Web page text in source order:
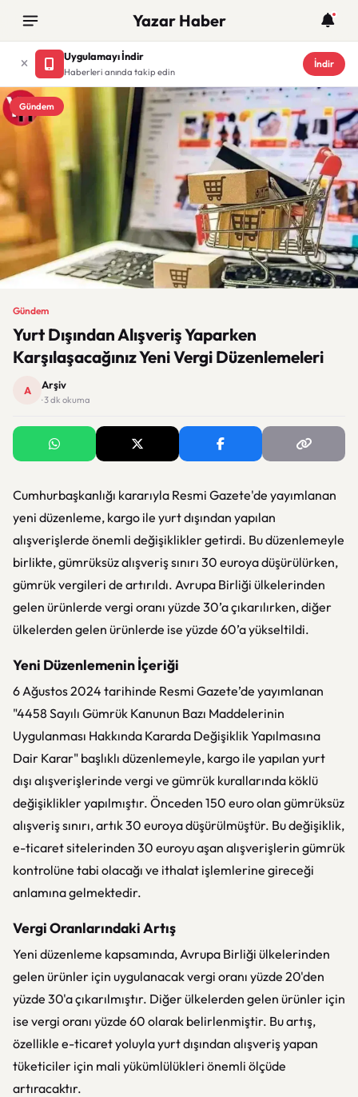
Yazar Haber
Uygulamayı İndir
Haberleri anında takip edin
İndir
Gündem
Gündem
Yurt Dışından Alışveriş Yaparken
Karşılaşacağınız Yeni Vergi Düzenlemeleri
A Arşiv
· 3 dk okuma
Cumhurbaşkanlığı kararıyla Resmi Gazete'de yayımlanan
yeni düzenleme, kargo ile yurt dışından yapılan
alışverişlerde önemli değişiklikler getirdi. Bu düzenlemeyle
birlikte, gümrüksüz alışveriş sınırı 30 euroya düşürülürken,
gümrük vergileri de artırıldı. Avrupa Birliği ülkelerinden
gelen ürünlerde vergi oranı yüzde 30’a çıkarılırken, diğer
ülkelerden gelen ürünlerde ise yüzde 60’a yükseltildi.
Yeni Düzenlemenin İçeriği
6 Ağustos 2024 tarihinde Resmi Gazete’de yayımlanan
"4458 Sayılı Gümrük Kanunun Bazı Maddelerinin
Uygulanması Hakkında Kararda Değişiklik Yapılmasına
Dair Karar" başlıklı düzenlemeyle, kargo ile yapılan yurt
dışı alışverişlerinde vergi ve gümrük kurallarında köklü
değişiklikler yapılmıştır. Önceden 150 euro olan gümrüksüz
alışveriş sınırı, artık 30 euroya düşürülmüştür. Bu değişiklik,
e-ticaret sitelerinden 30 euroyu aşan alışverişlerin gümrük
kontrolüne tabi olacağı ve ithalat işlemlerine gireceği
anlamına gelmektedir.
Vergi Oranlarındaki Artış
Yeni düzenleme kapsamında, Avrupa Birliği ülkelerinden
gelen ürünler için uygulanacak vergi oranı yüzde 20'den
yüzde 30'a çıkarılmıştır. Diğer ülkelerden gelen ürünler için
ise vergi oranı yüzde 60 olarak belirlenmiştir. Bu artış,
özellikle e-ticaret yoluyla yurt dışından alışveriş yapan
tüketiciler için mali yükümlülükleri önemli ölçüde
artıracaktır.